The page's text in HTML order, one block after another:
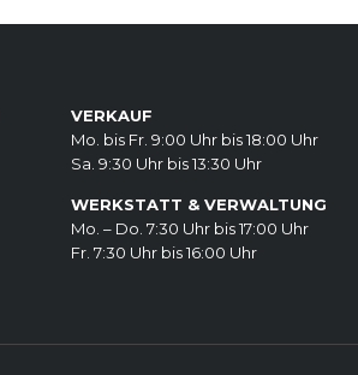
VERKAUF
Mo. bis Fr. 9:00 Uhr bis 18:00 Uhr
Sa. 9:30 Uhr bis 13:30 Uhr
WERKSTATT & VERWALTUNG
Mo. – Do. 7:30 Uhr bis 17:00 Uhr
Fr. 7:30 Uhr bis 16:00 Uhr